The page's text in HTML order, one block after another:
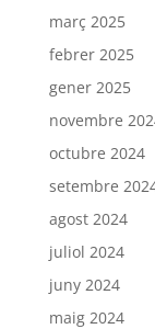
març 2025
febrer 2025
gener 2025
novembre
octubre 2024
setembre
agost 2024
juliol 2024
juny 2024
maig 2024